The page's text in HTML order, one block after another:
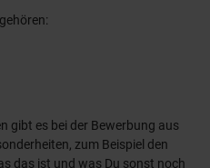
gibt es bei der Bewerbung aus
zum Beispiel den
das ist und was Du sonst noch